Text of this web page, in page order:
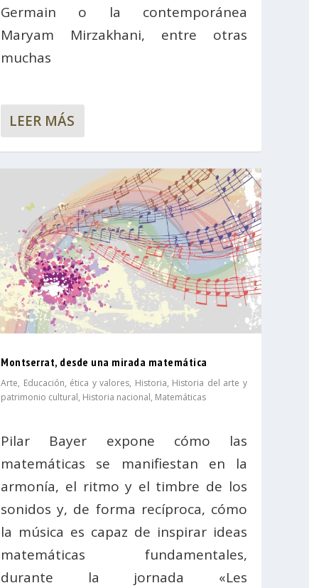
Germain o la contemporánea
Maryam Mirzakhani, entre otras
muchas
LEER MÁS
Montserrat, desde una mirada matemática
Arte, Educación, ética y valores, Historia, Historia del arte y
patrimonio cultural, Historia nacional, Matemáticas
Pilar Bayer expone cómo las
matemáticas se manifiestan en la
armonía, el ritmo y el timbre de los
sonidos y, de forma recíproca, cómo
la música es capaz de inspirar ideas
matemáticas fundamentales,
durante la jornada «Les